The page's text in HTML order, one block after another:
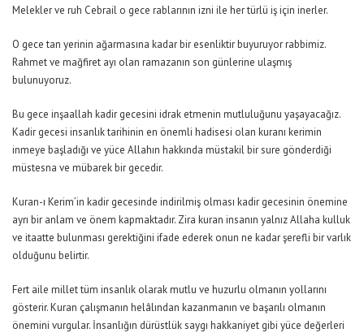
Melekler ve ruh Cebrail o gece rablarının izni ile her türlü iş için inerler.
O gece tan yerinin ağarmasına kadar bir esenliktir buyuruyor rabbimiz.
Rahmet ve mağfiret ayı olan ramazanın son günlerine ulaşmış
bulunuyoruz.
Bu gece inşaallah kadir gecesini idrak etmenin mutluluğunu yaşayacağız.
Kadir gecesi insanlık tarihinin en önemli hadisesi olan kuranı kerimin
inmeye başladığı ve yüce Allahın hakkında müstakil bir sure gönderdiği
müstesna ve mübarek bir gecedir.
Kuran-ı Kerim’in kadir gecesinde indirilmiş olması kadir gecesinin önemine
ayrı bir anlam ve önem kapmaktadır. Zira kuran insanın yalnız Allaha kulluk
ve itaatte bulunması gerektiğini ifade ederek onun ne kadar şerefli bir varlık
olduğunu belirtir.
Fert aile millet tüm insanlık olarak mutlu ve huzurlu olmanın yollarını
gösterir. Kuran çalışmanın helâlından kazanmanın ve başarılı olmanın
önemini vurgular. İnsanlığın dürüstlük saygı hakkaniyet gibi yüce değerleri